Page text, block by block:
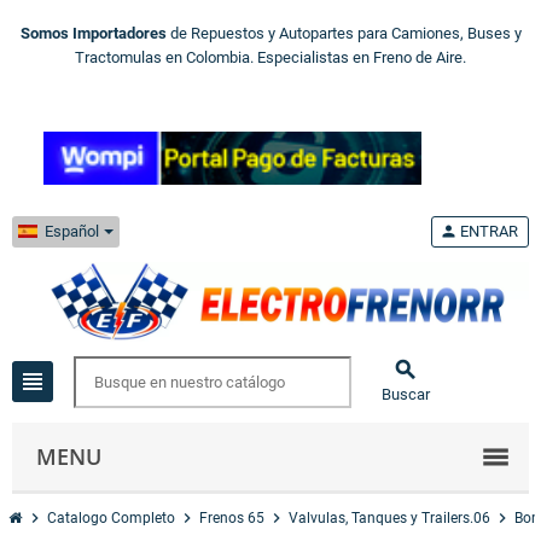
Somos Importadores de Repuestos y Autopartes para Camiones, Buses y
Tractomulas en Colombia. Especialistas en Freno de Aire.
Español
view_headline 
Buscar
person ENTRAR
MENU
chevron_right Catalogo Completo chevron_right Frenos 65 chevron_right Valvulas, Tanques y Trailers.06 chevron_right